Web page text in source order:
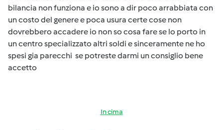
bilancia non funziona e io sono a dir poco arrabbiata con
un costo del genere e poca usura certe cose non
dovrebbero accadere io non so cosa fare se lo porto in
un centro specializzato altri soldi e sinceramente ne ho
spesi gia parecchi se potreste darmi un consiglio bene
accetto
In cima